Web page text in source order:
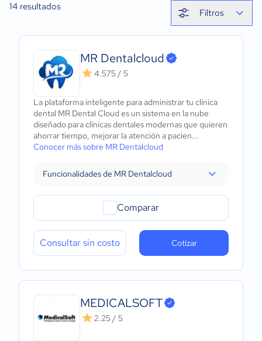
14 resultados
Filtros
MR Dentalcloud
4.575 / 5
La plataforma inteligente para administrar tu clínica
dental MR Dental Cloud es un sistema en la nube
diseñado para clínicas dentales modernas que quieren
ahorrar tiempo, mejorar la atención a pacien...
Conocer más sobre MR Dentalcloud
Funcionalidades de MR Dentalcloud
Comparar
Consultar sin costo Cotizar
MEDICALSOFT
2.25 / 5